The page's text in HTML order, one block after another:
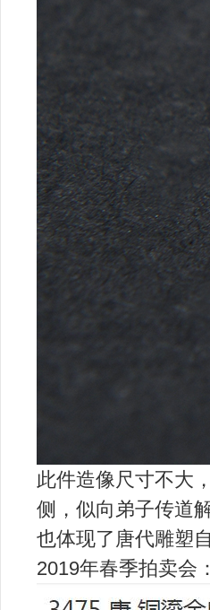
此件造像尺寸不大
侧，似向弟子传道
也体现了唐代雕塑
2019年春季拍卖会